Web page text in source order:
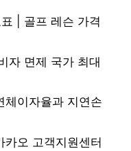
| 골프 레슨 가격
자 면제 국가 최대
체이자율과 지연손
오 고객지원센터